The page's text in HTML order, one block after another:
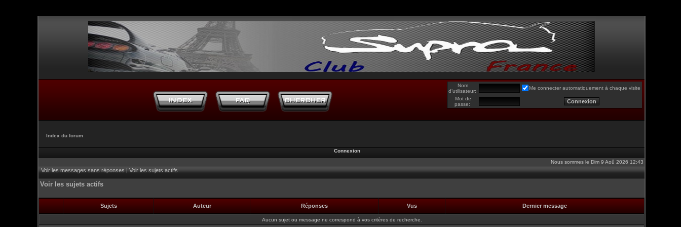
Nom
d’utilisateur:
Me connecter automatiquement à chaque visite
Mot de
passe:
Index du forum
Connexion
Nous sommes le Dim 9 Aoû 2026 12:43
Voir les messages sans réponses|Voir les sujets actifs
Voir les sujets actifs
Sujets Auteur Réponses Vus Dernier message
Aucun sujet ou message ne correspond à vos critères de recherche.